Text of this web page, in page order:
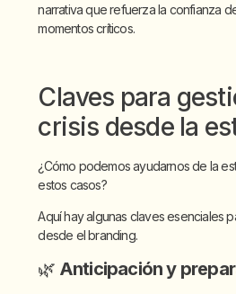
narrativa que refuerza la confianza
momentos críticos.
Claves para
crisis desde la
¿Cómo podemos ayudarnos de la
estos casos?
Aquí hay algunas claves esenciales
desde el branding.
🌿 Anticipación y